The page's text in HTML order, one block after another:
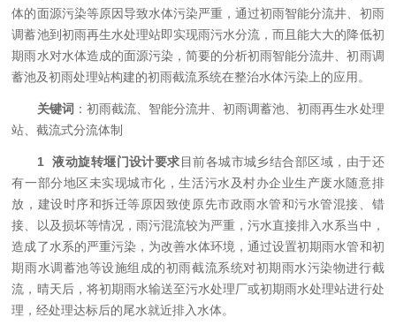
体的面源污染等原因导致水体污染严重，通过初雨智能分流井、初雨
调蓄池到初雨再生水处理站即实现雨污水分流，而且能大大的降低初
期雨水对水体造成的面源污染，简要的分析初雨智能分流井、初雨调
蓄池及初雨处理站构建的初雨截流系统在整治水体污染上的应用。
关键词 ：初雨截流、智能分流井、初雨调蓄池、初雨再生水处理
站、截流式分流体制
1 液动旋转堰门设计要求目前各城市城乡结合部区域，由于还
有一部分地区未实现城市化，生活污水及村办企业生产废水随意排
放，建设时序和拆迁等原因致使原先市政雨水管和污水管混接、错
接、以及损坏等情况，雨污混流较为严重，污水直接排入水系当中，
造成了水系的严重污染，为改善水体环境，通过设置初期雨水管和初
期雨水调蓄池等设施组成的初雨截流系统对初期雨水污染物进行截
流，晴天后，将初期雨水输送至污水处理厂或初期雨水处理站进行处
理，经处理达标后的尾水就近排入水体。